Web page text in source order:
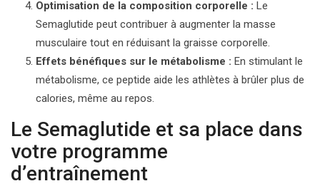
Optimisation de la composition corporelle : Le
Semaglutide peut contribuer à augmenter la masse
musculaire tout en réduisant la graisse corporelle.
Effets bénéfiques sur le métabolisme : En stimulant le
métabolisme, ce peptide aide les athlètes à brûler plus de
calories, même au repos.
Le Semaglutide et sa place dans
votre programme
d’entraînement